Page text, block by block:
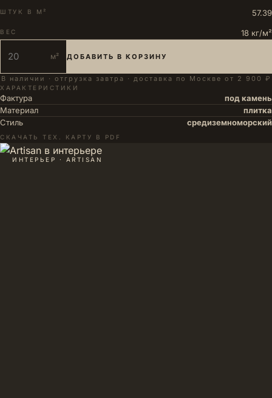
ШТУК В М² 57.39
ВЕС 18 кг/м²
м² ДОБАВИТЬ В КОРЗИНУ
В наличии · отгрузка завтра · доставка по Москве от 2 900 ₽
ХАРАКТЕРИСТИКИ
Фактура
под камень
Материал
плитка
Стиль
средиземноморский
СКАЧАТЬ ТЕХ. КАРТУ В PDF
ИНТЕРЬЕР · ARTISAN